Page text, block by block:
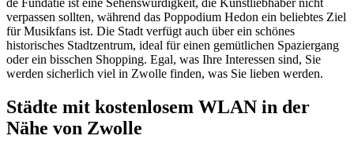
verpassen sollten, während das Poppodium Hedon ein beliebtes Ziel
für Musikfans ist. Die Stadt verfügt auch über ein schönes
historisches Stadtzentrum, ideal für einen gemütlichen Spaziergang
oder ein bisschen Shopping. Egal, was Ihre Interessen sind, Sie
werden sicherlich viel in Zwolle finden, was Sie lieben werden.
Städte mit kostenlosem WLAN in der
Nähe von Zwolle